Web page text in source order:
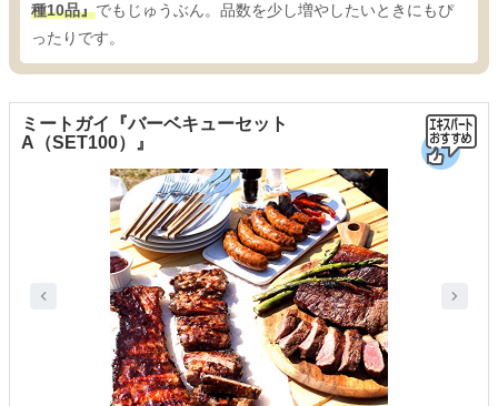
種10品』でもじゅうぶん。品数を少し増やしたいときにもぴ
ったりです。
ミートガイ『バーベキューセット
A（SET100）』